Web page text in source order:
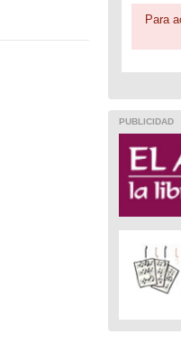
Para
PUBLICIDAD